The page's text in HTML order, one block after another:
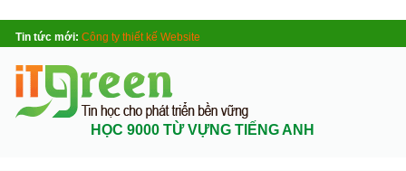
Tin tức mới: Công ty thiết kế Website
HỌC 9000 TỪ VỰNG TIẾNG ANH